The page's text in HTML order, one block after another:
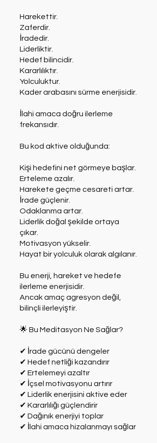
Harekettir.
Zaferdir.
İradedir.
Liderliktir.
Hedef bilincidir.
Kararlılıktır.
Yolculuktur.
Kader arabasını sürme enerjisidir.
İlahi amaca doğru ilerleme
frekansıdır.
Bu kod aktive olduğunda:
Kişi hedefini net görmeye başlar.
Erteleme azalır.
Harekete geçme cesareti artar.
İrade güçlenir.
Odaklanma artar.
Liderlik doğal şekilde ortaya
çıkar.
Motivasyon yükselir.
Hayat bir yolculuk olarak algılanır.
Bu enerji, hareket ve hedefe
ilerleme enerjisidir.
Ancak amaç agresyon değil,
bilinçli ilerleyiştir.
🌟 Bu Meditasyon Ne Sağlar?
✔ İrade gücünü dengeler
✔ Hedef netliği kazandırır
✔ Ertelemeyi azaltır
✔ İçsel motivasyonu artırır
✔ Liderlik enerjisini aktive eder
✔ Kararlılığı güçlendirir
✔ Dağınık enerjiyi toplar
✔ İlahi amaca hizalanmayı sağlar